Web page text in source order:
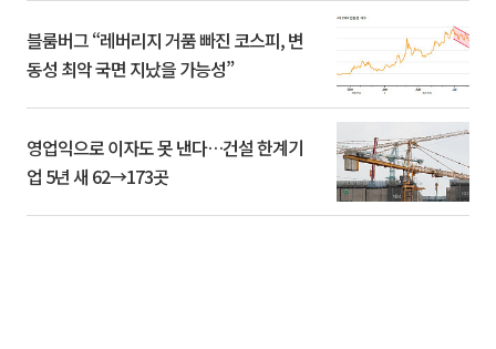
블룸버그 “레버리지 거품 빠진 코스피, 변
동성 최악 국면 지났을 가능성”
영업익으로 이자도 못 낸다…건설 한계기
업 5년 새 62→173곳